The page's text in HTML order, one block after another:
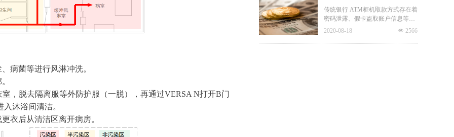
病菌等进行风淋冲洗。
，脱去隔离服等外防护服（一脱），再通过VERSA N打开B门
沐浴间清洁。
衣后从清洁区离开病房。
要区域的高级别门禁安防。
传统银行 ATM柜机取款方式存在着
密码泄露、假卡盗取账户信息等安
全隐患。柜台操作安全性高，但速
人流量大，还需排队等待。聚虹光
넶 2566
2020-08-18